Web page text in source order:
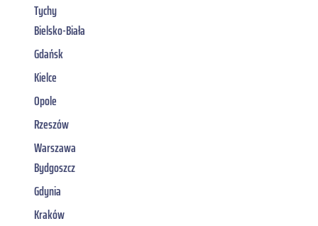
Tychy
Bielsko-Biała
Gdańsk
Kielce
Opole
Rzeszów
Warszawa
Bydgoszcz
Gdynia
Kraków